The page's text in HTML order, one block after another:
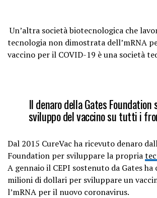
Un’altra società biotecnologica che
tecnologia non dimostrata dell’mRNA
vaccino per il COVID-19 è una società
Il denaro della Gates Foundation
sviluppo del vaccino su tutti i
Dal 2015 CureVac ha ricevuto denaro
Foundation per sviluppare la propria
A gennaio il CEPI sostenuto da Gates ha
milioni di dollari per sviluppare un
l’mRNA per il nuovo coronavirus.